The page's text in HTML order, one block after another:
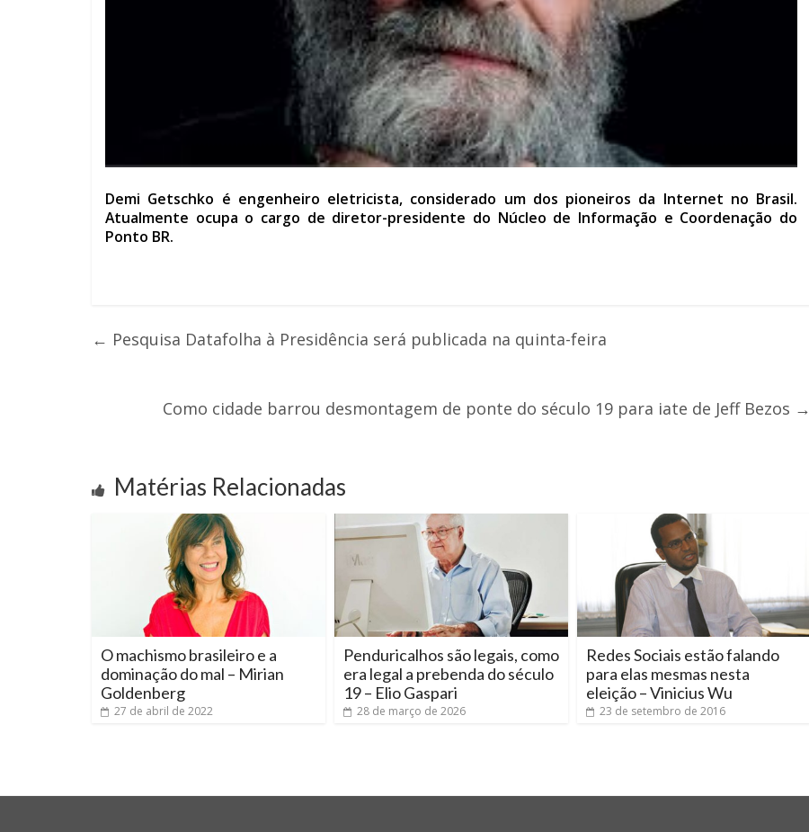
Demi Getschko é engenheiro eletricista, considerado um dos pioneiros da Internet no Brasil.
Atualmente ocupa o cargo de diretor-presidente do Núcleo de Informação e Coordenação do
Ponto BR.
← Pesquisa Datafolha à Presidência será publicada na quinta-feira
Como cidade barrou desmontagem de ponte do século 19 para iate de Jeff Bezos →
Matérias Relacionadas
O machismo brasileiro e a
dominação do mal – Mirian
Goldenberg
27 de abril de 2022
Penduricalhos são legais, como
era legal a prebenda do século
19 – Elio Gaspari
28 de março de 2026
Redes Sociais estão falando
para elas mesmas nesta
eleição – Vinicius Wu
23 de setembro de 2016